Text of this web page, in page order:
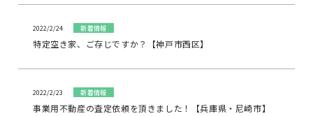
2022/2/24 新着情報
特定空き家、ご存じですか？【神戸市西区】
2022/2/23 新着情報
事業用不動産の査定依頼を頂きました！【兵庫県・尼崎市】